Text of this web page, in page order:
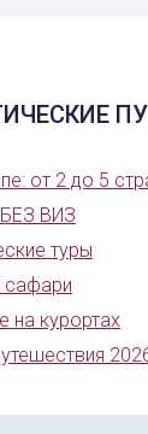
от 2 до 5
ВИЗ
туры
сафари
на курортах